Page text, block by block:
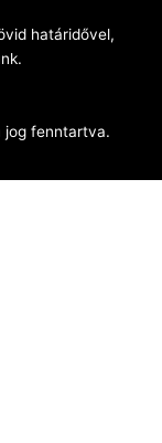
határidővel,
jog fenntartva.